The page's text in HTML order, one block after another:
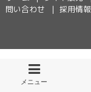
問い合わせ
採用情報